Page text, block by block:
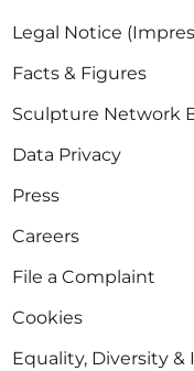
Legal Notice
Facts & Figures
Sculpture Network
Data Privacy
Press
Careers
File a Complaint
Cookies
Equality, Diversity &